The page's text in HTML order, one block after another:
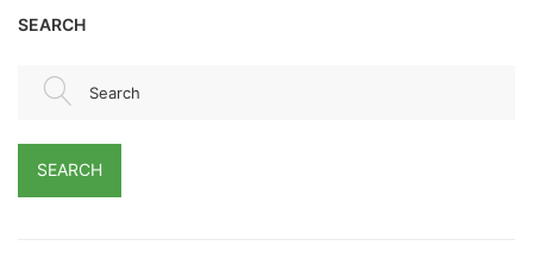
SEARCH
Search
SEARCH